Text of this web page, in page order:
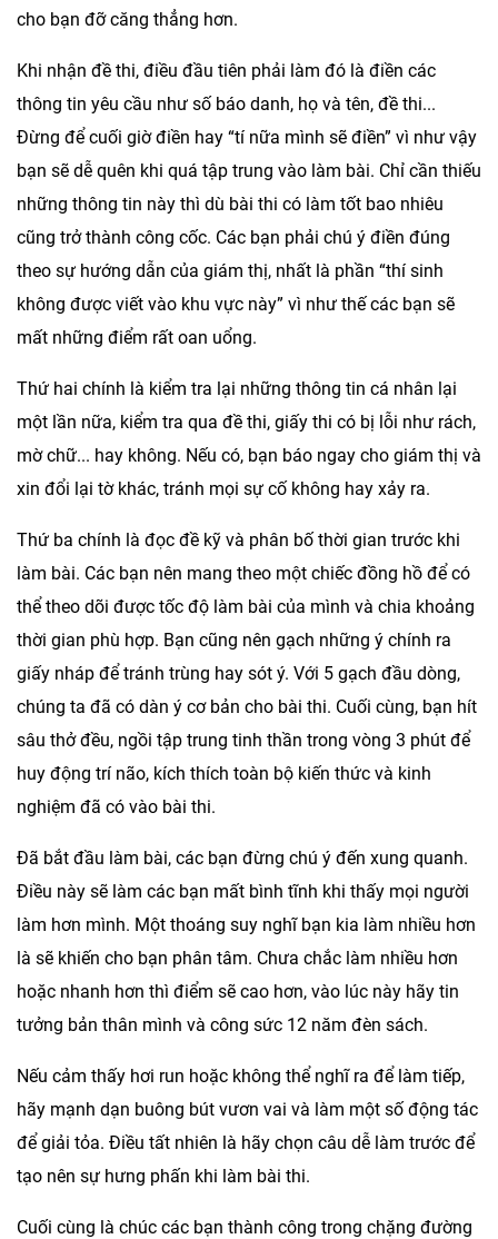
cho bạn đỡ căng thẳng hơn.
Khi nhận đề thi, điều đầu tiên phải làm đó là điền các
thông tin yêu cầu như số báo danh, họ và tên, đề thi...
Đừng để cuối giờ điền hay “tí nữa mình sẽ điền” vì như vậy
bạn sẽ dễ quên khi quá tập trung vào làm bài. Chỉ cần thiếu
những thông tin này thì dù bài thi có làm tốt bao nhiêu
cũng trở thành công cốc. Các bạn phải chú ý điền đúng
theo sự hướng dẫn của giám thị, nhất là phần “thí sinh
không được viết vào khu vực này” vì như thế các bạn sẽ
mất những điểm rất oan uổng.
Thứ hai chính là kiểm tra lại những thông tin cá nhân lại
một lần nữa, kiểm tra qua đề thi, giấy thi có bị lỗi như rách,
mờ chữ... hay không. Nếu có, bạn báo ngay cho giám thị và
xin đổi lại tờ khác, tránh mọi sự cố không hay xảy ra.
Thứ ba chính là đọc đề kỹ và phân bố thời gian trước khi
làm bài. Các bạn nên mang theo một chiếc đồng hồ để có
thể theo dõi được tốc độ làm bài của mình và chia khoảng
thời gian phù hợp. Bạn cũng nên gạch những ý chính ra
giấy nháp để tránh trùng hay sót ý. Với 5 gạch đầu dòng,
chúng ta đã có dàn ý cơ bản cho bài thi. Cuối cùng, bạn hít
sâu thở đều, ngồi tập trung tinh thần trong vòng 3 phút để
huy động trí não, kích thích toàn bộ kiến thức và kinh
nghiệm đã có vào bài thi.
Đã bắt đầu làm bài, các bạn đừng chú ý đến xung quanh.
Điều này sẽ làm các bạn mất bình tĩnh khi thấy mọi người
làm hơn mình. Một thoáng suy nghĩ bạn kia làm nhiều hơn
là sẽ khiến cho bạn phân tâm. Chưa chắc làm nhiều hơn
hoặc nhanh hơn thì điểm sẽ cao hơn, vào lúc này hãy tin
tưởng bản thân mình và công sức 12 năm đèn sách.
Nếu cảm thấy hơi run hoặc không thể nghĩ ra để làm tiếp,
hãy mạnh dạn buông bút vươn vai và làm một số động tác
để giải tỏa. Điều tất nhiên là hãy chọn câu dễ làm trước để
tạo nên sự hưng phấn khi làm bài thi.
Cuối cùng là chúc các bạn thành công trong chặng đường